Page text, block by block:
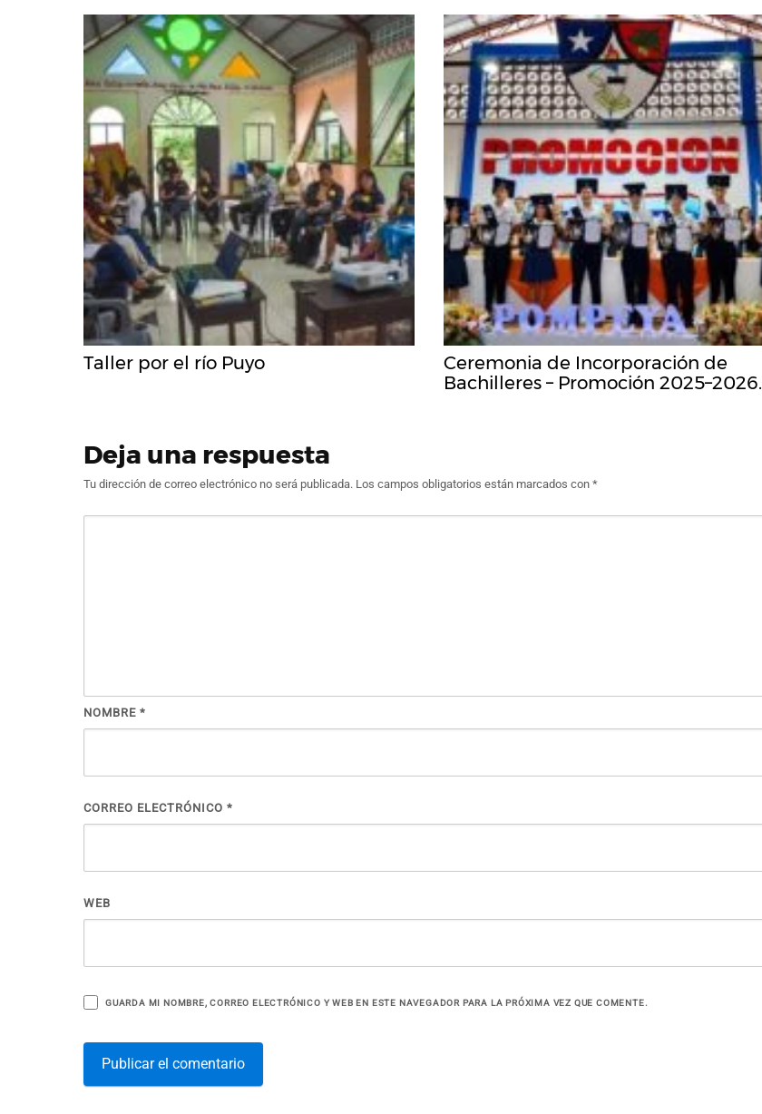
Taller por el río Puyo
Ceremonia de Incorporación de
Bachilleres – Promoción 2025–2026.
Deja una respuesta
Tu dirección de correo electrónico no será publicada. Los campos obligatorios están marcados con *
NOMBRE *
CORREO ELECTRÓNICO *
WEB
GUARDA MI NOMBRE, CORREO ELECTRÓNICO Y WEB EN ESTE NAVEGADOR PARA LA PRÓXIMA VEZ QUE COMENTE.